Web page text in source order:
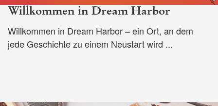
Willkommen in Dream Harbor
Willkommen in Dream Harbor – ein Ort, an dem
jede Geschichte zu einem Neustart wird ...